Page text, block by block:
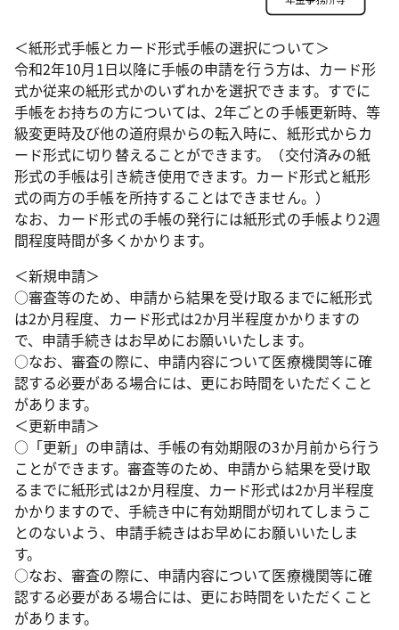
＜紙形式手帳とカード形式手帳の選択について＞
令和2年10月1日以降に手帳の申請を行う方は、カード形
式か従来の紙形式かのいずれかを選択できます。すでに
手帳をお持ちの方については、2年ごとの手帳更新時、等
級変更時及び他の道府県からの転入時に、紙形式からカ
ード形式に切り替えることができます。（交付済みの紙
形式の手帳は引き続き使用できます。カード形式と紙形
式の両方の手帳を所持することはできません。）
なお、カード形式の手帳の発行には紙形式の手帳より2週
間程度時間が多くかかります。
＜新規申請＞
○審査等のため、申請から結果を受け取るまでに紙形式
は2か月程度、カード形式は2か月半程度かかりますの
で、申請手続きはお早めにお願いいたします。
○なお、審査の際に、申請内容について医療機関等に確
認する必要がある場合には、更にお時間をいただくこと
があります。
＜更新申請＞
○「更新」の申請は、手帳の有効期限の3か月前から行う
ことができます。審査等のため、申請から結果を受け取
るまでに紙形式は2か月程度、カード形式は2か月半程度
かかりますので、手続き中に有効期間が切れてしまうこ
とのないよう、申請手続きはお早めにお願いいたしま
す。
○なお、審査の際に、申請内容について医療機関等に確
認する必要がある場合には、更にお時間をいただくこと
があります。